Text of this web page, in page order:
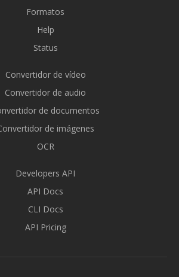
Formatos
Help
Status
Convertidor de vídeo
Convertidor de audio
de documentos
de imágenes
OCR
Developers API
API Docs
CLI Docs
API Pricing